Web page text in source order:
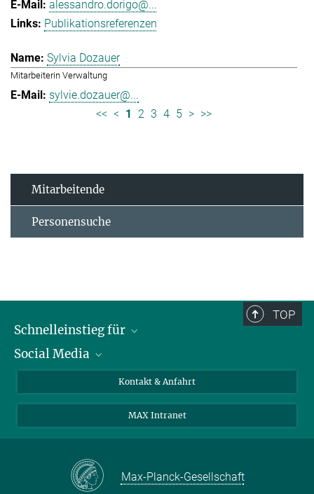
alessandro.dorigo@...
Publikationsreferenzen
Sylvia Dozauer
Mitarbeiterin Verwaltung
sylvie.dozauer@...
<< < 1 2 3 4 5 > >>
Mitarbeitende
Personensuche
TOP
Schnelleinstieg für
Journalist*innen
Bewerbende
Schüler*innen und Lehrkräfte
Social Media
Instagram
LinkedIn
Facebook
Kontakt & Anfahrt
MAX Intranet
Max-Planck-Gesellschaft